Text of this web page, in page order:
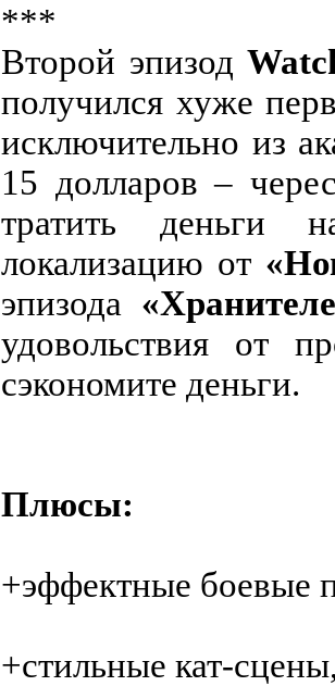
***
Второй эпизод
получился хуже
исключительно из
15 долларов –
тратить деньги
локализацию от
эпизода
удовольствия от
сэкономите деньги.
Плюсы:
+эффектные боевые
+стильные кат-